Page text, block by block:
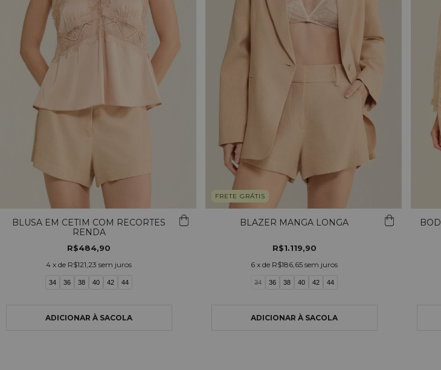
BLUSA EM CETIM COM RECORTES
RENDA
R$484,90
4 x de R$121,23 sem juros
34 36 38 40 42 44
FRETE GRÁTIS
BLAZER MANGA LONGA
R$1.119,90
6 x de R$186,65 sem juros
34 36 38 40 42 44